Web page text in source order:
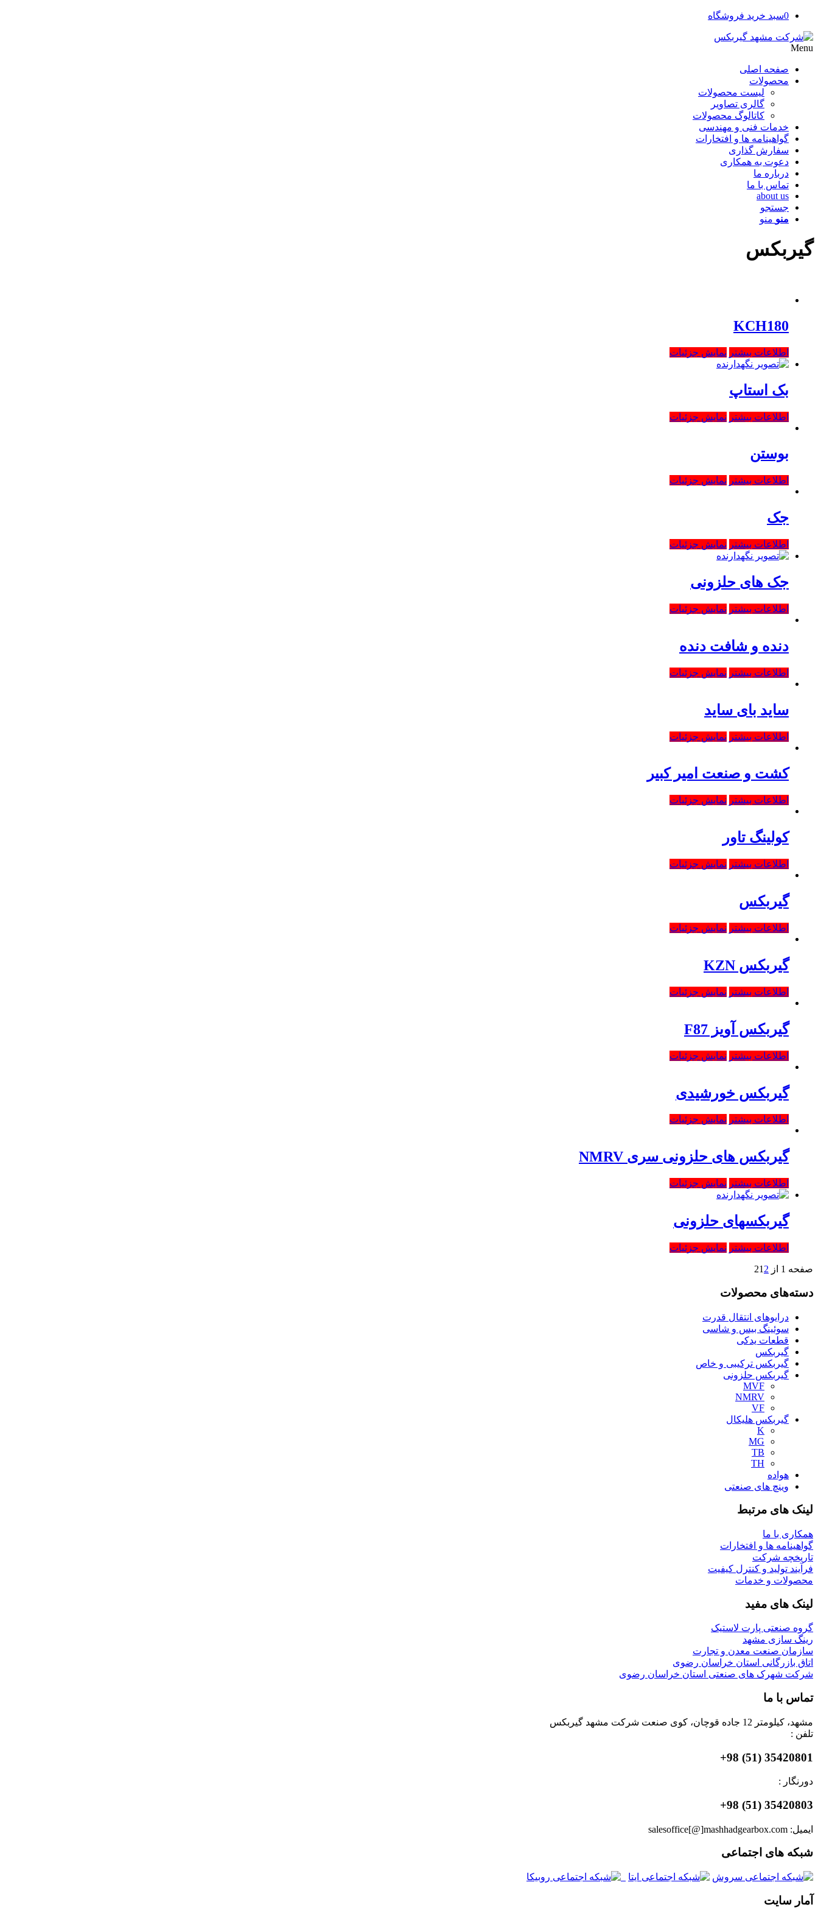
0سبد خرید فروشگاه
Menu
صفحه اصلی
محصولات
لیست محصولات
گالری تصاویر
کاتالوگ محصولات
خدمات فنی و مهندسی
گواهینامه ها و افتخارات
سفارش گذاری
دعوت به همکاری
درباره ما
تماس با ما
about us
جستجو
منو منو
گیربکس
KCH180
اطلاعات بیشتر نمایش جزئیات
بک استاپ
اطلاعات بیشتر نمایش جزئیات
بوستن
اطلاعات بیشتر نمایش جزئیات
جک
اطلاعات بیشتر نمایش جزئیات
جک های حلزونی
اطلاعات بیشتر نمایش جزئیات
دنده و شافت دنده
اطلاعات بیشتر نمایش جزئیات
ساید بای ساید
اطلاعات بیشتر نمایش جزئیات
کشت و صنعت امیر کبیر
اطلاعات بیشتر نمایش جزئیات
کولینگ تاور
اطلاعات بیشتر نمایش جزئیات
گیربکس
اطلاعات بیشتر نمایش جزئیات
گیربکس KZN
اطلاعات بیشتر نمایش جزئیات
گیربکس آویز F87
اطلاعات بیشتر نمایش جزئیات
گیربکس خورشیدی
اطلاعات بیشتر نمایش جزئیات
گیربکس های حلزونی سری NMRV
اطلاعات بیشتر نمایش جزئیات
گیربکسهای حلزونی
اطلاعات بیشتر نمایش جزئیات
صفحه 1 از 2 1 2
دسته‌های محصولات
درایوهای انتقال قدرت
سوئینگ بیس و شاسی
قطعات یدکی
گیربکس
گیربکس ترکیبی و خاص
گیربکس حلزونی
MVF
NMRV
VF
گیربکس هلیکال
K
MG
TB
TH
هواده
وینچ های صنعتی
لینک های مرتبط
همکاری با ما
گواهینامه ها و افتخارات
تاریخچه شرکت
فرآیند تولید و کنترل کیفیت
محصولات و خدمات
لینک های مفید
گروه صنعتی پارت لاستیک
رینگ سازی مشهد
سازمان صنعت معدن و تجارت
اتاق بازرگانی استان خراسان رضوی
شرکت شهرک های صنعتی استان خراسان رضوی
تماس با ما
مشهد، کیلومتر 12 جاده قوچان، کوی صنعت شرکت مشهد گیربکس
تلفن :
35420801 (51) 98+
دورنگار :
35420803 (51) 98+
ایمیل: salesoffice[@]mashhadgearbox.com
شبکه های اجتماعی
آمار سایت